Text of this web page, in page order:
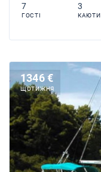
7
ГОСТІ
3
КАЮТИ
1346 €
ЩОТИЖНЯ